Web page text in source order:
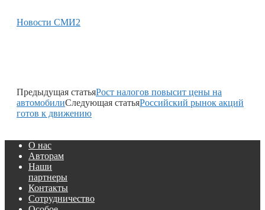
Новости СМИ2
Предыдущая статьяРост налогов повысит цены на
автомобилиСледующая статьяРоссийский рынок акций
готов к движению
О нас
Авторам
Наши
партнеры
Контакты
Сотрудничество